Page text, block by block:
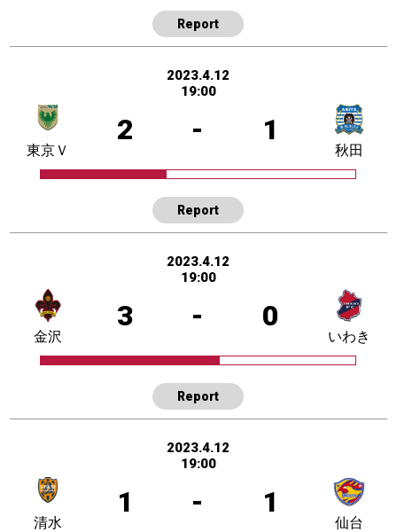
Report
2023.4.12
19:00
2 - 1
東京Ｖ 秋田
Report
2023.4.12
19:00
3 - 0
金沢 いわき
Report
2023.4.12
19:00
1 - 1
清水 仙台